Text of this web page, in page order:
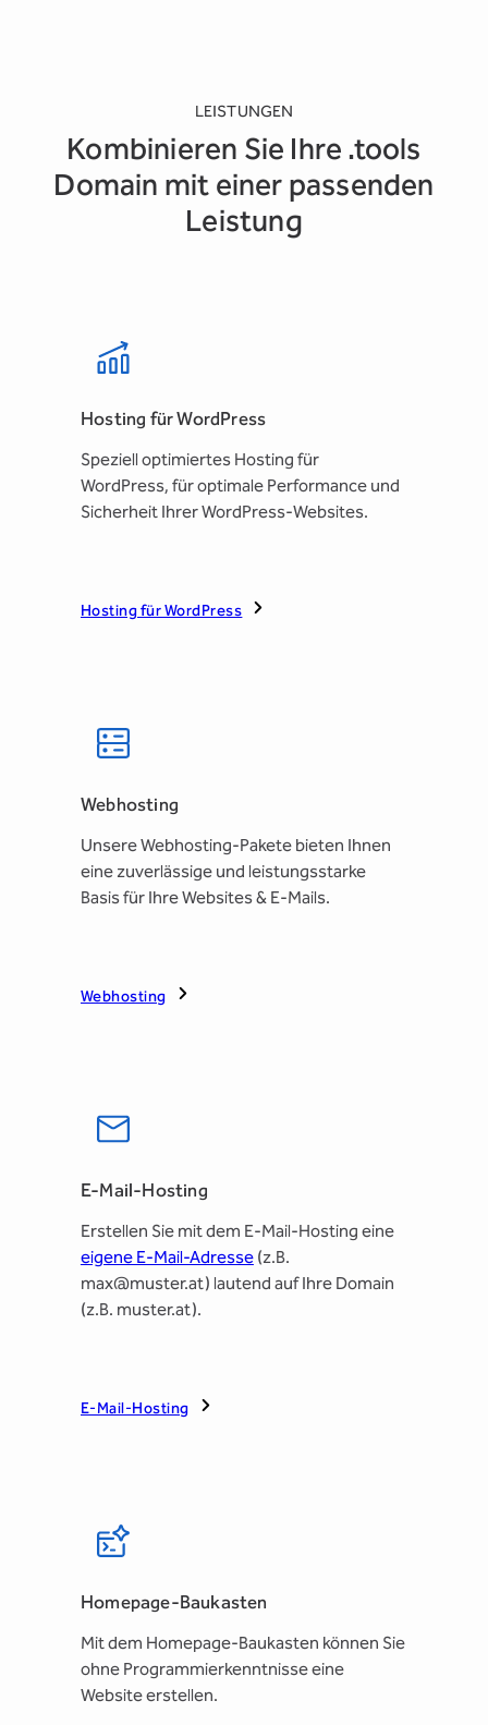
LEISTUNGEN
Kombinieren Sie Ihre .tools
Domain mit einer passenden
Leistung
Hosting für WordPress
Speziell optimiertes Hosting für
WordPress, für optimale Performance und
Sicherheit Ihrer WordPress-Websites.
Hosting für WordPress
Webhosting
Unsere Webhosting-Pakete bieten Ihnen
eine zuverlässige und leistungsstarke
Basis für Ihre Websites & E-Mails.
Webhosting
E-Mail-Hosting
Erstellen Sie mit dem E-Mail-Hosting eine
eigene E-Mail-Adresse(z.B.
max@muster.at) lautend auf Ihre Domain
(z.B. muster.at).
E-Mail-Hosting
Homepage-Baukasten
Mit dem Homepage-Baukasten können Sie
ohne Programmierkenntnisse eine
Website erstellen.